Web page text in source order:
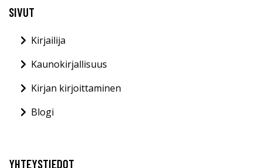
SIVUT
Kirjailija
Kaunokirjallisuus
Kirjan kirjoittaminen
Blogi
YHTEYSTIEDOT